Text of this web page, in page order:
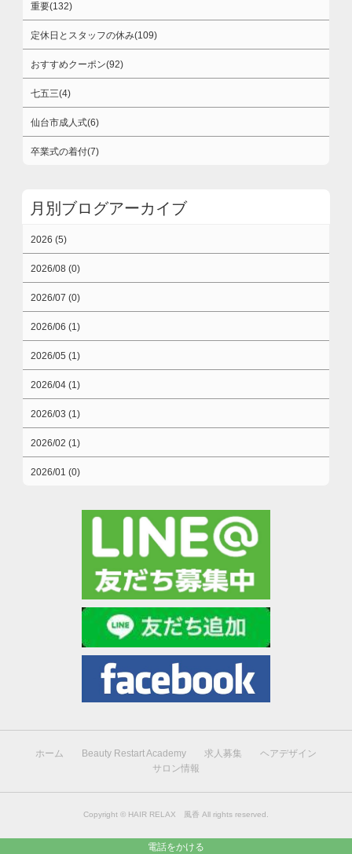
電話をかける
重要(132)
定休日とスタッフの休み(109)
おすすめクーポン(92)
七五三(4)
仙台市成人式(6)
卒業式の着付(7)
月別ブログアーカイブ
2026 (5)
2026/08 (0)
2026/07 (0)
2026/06 (1)
2026/05 (1)
2026/04 (1)
2026/03 (1)
2026/02 (1)
2026/01 (0)
ホーム Beauty Restart Academy 求人募集
ヘアデザイン
サロン情報
Copyright © HAIR RELAX 風香 All rights reserved.